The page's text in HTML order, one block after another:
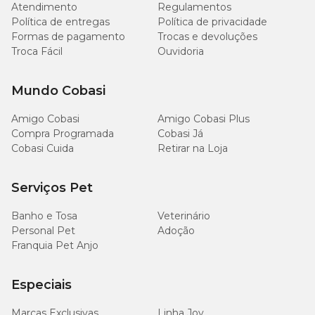
Programadae agendar a reposição de rações
outros produtos essenciais com praticidade e economia.
Aproveite as promoções e escolha osmelhores petiscos
tem acesso a ofertas exclusivas todos os meses, com
descontos especiais em diversas categorias do pet shop.
Petiscos são seguros para gatos?
Sim, desde que sejam petiscos desenvolvidos para gatos e
No Brasil, o Ministério da Agricultura e Pecuária (MAPA)
Atendimento
Regulamentos
Política de entregas
Política de privacidade
Formas de pagamento
Trocas e devoluções
Troca Fácil
Ouvidoria
Mundo Cobasi
Amigo Cobasi
Amigo Cobasi Plus
Compra Programada
Cobasi Já
Cobasi Cuida
Retirar na Loja
Serviços Pet
Banho e Tosa
Veterinário
Personal Pet
Adoção
Franquia Pet Anjo
Especiais